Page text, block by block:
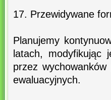
17. Przewidywane
Planujemy
latach, modyfikując
przez
ewaluacyjnych.